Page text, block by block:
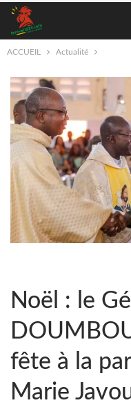
ACCUEIL Actualité
Noël : le
fête à la
Marie